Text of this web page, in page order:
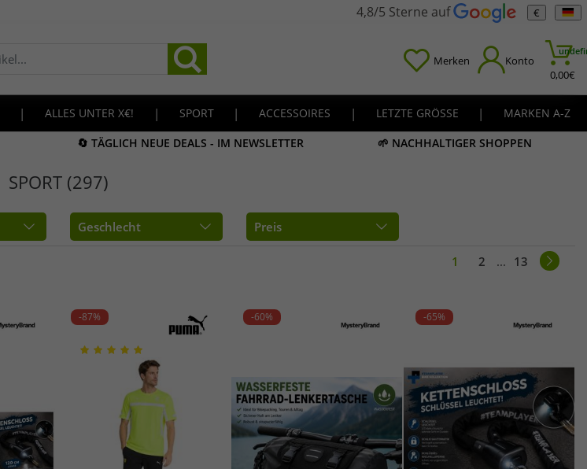
4,8/5 Sterne auf €
Merken Konto
0,00€
| ALLES UNTER X€! | SPORT | ACCESSOIRES | LETZTE GRÖSSE |
MARKEN A-Z
🔄 TÄGLICH NEUE DEALS - IM NEWSLETTER 🌱 NACHHALTIGER SHOPPEN
SPORT (297)
Geschlecht Preis
1 2 ... 13
-87% -60% -65%